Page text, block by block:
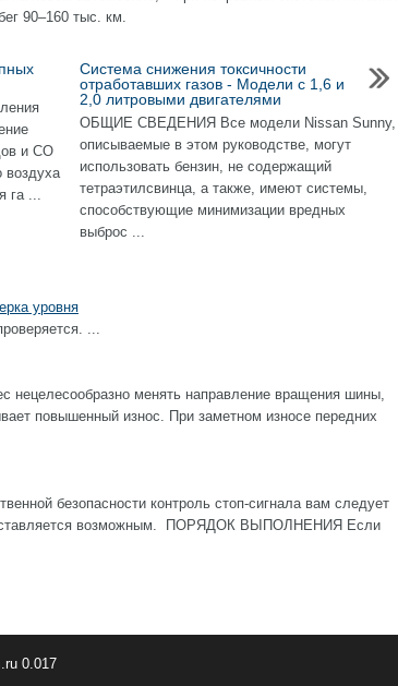
90–160 тыс. км.
и СО
воздуха
га ...
Система снижения токсичности
отработавших газов - Модели с 1,6 и
2,0 литровыми двигателями
ОБЩИЕ СВЕДЕНИЯ Все модели Nissan Sunny,
описываемые в этом руководстве, могут
использовать бензин, не содержащий
тетраэтилсвинца, а также, имеют системы,
способствующие минимизации вредных
выброс ...
уровня
...
менять направление вращения шины,
повышенный износ. При заметном износе передних
безопасности контроль стоп-сигнала вам следует
возможным. ПОРЯДОК ВЫПОЛНЕНИЯ Если
0.017